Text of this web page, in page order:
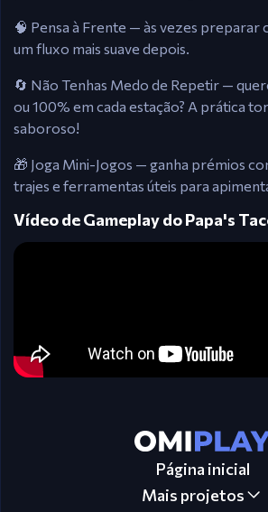
🧠 Pensa à Frente — às vezes
um fluxo mais suave depois.
🔄 Não Tenhas Medo de Repetir —
ou 100% em cada estação? A prática
saboroso!
🎁 Joga Mini-Jogos — ganha prémios
trajes e ferramentas úteis para
Vídeo de Gameplay do Papa's
Página inicial
Mais projetos